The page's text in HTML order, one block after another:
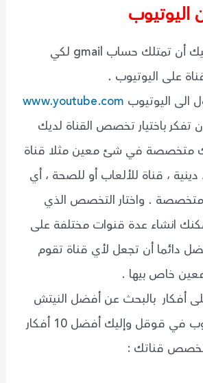
اليوتيوب
أولا في البداية عليك أن تمتلك حساب gmail لكي
على اليوتيوب .
الى اليوتيوب www.youtube.com
تفكر باختيار تخصص القناة لديك
متخصصة في شئ معين مثلا قناة
دينية ، قناة للألعاب أو للصحة ، أي
. واختار التخصص الذي
انشاء عدة قنوات مختلفة على
دائما أن تجعل لأي قناة تقوم
خاص بيها .
أفكار بالبحث عن أفضل النيتش
في قنوات اليوتيوب في قوقل وإليك أفضل 10 أفكار
قناتك :